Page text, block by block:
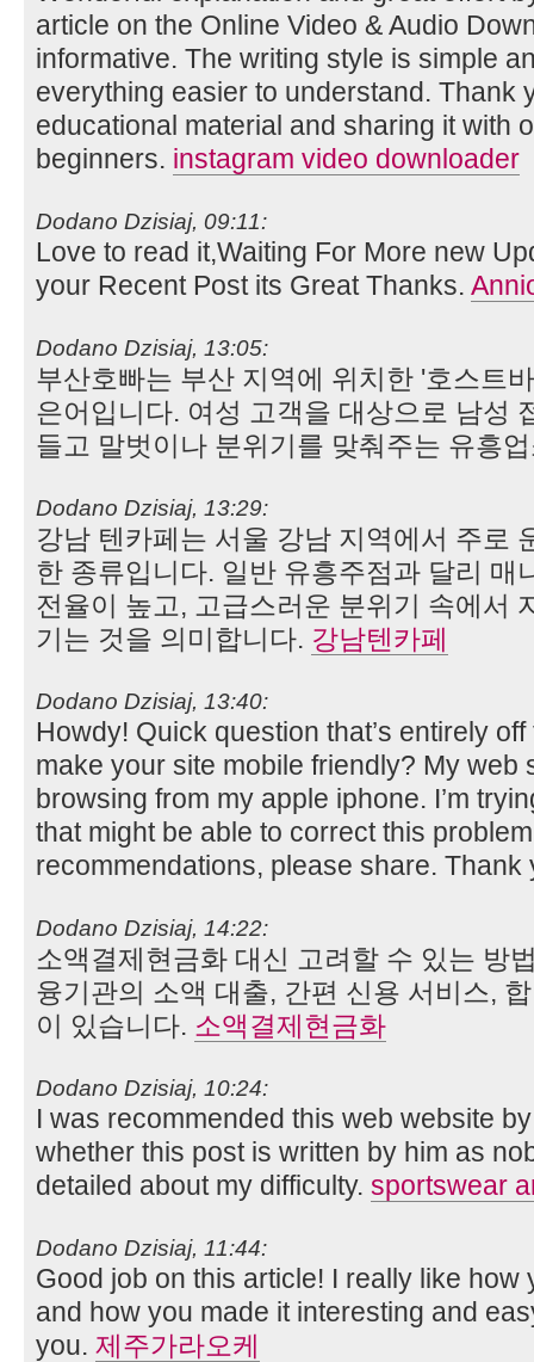
article on the Online Video & Audio
informative. The writing style is simple
everything easier to understand. Thank
educational material and sharing it with
beginners. instagram video downloader
Dodano Dzisiaj, 09:11:
Love to read it,Waiting For More new
your Recent Post its Great Thanks.
Dodano Dzisiaj, 13:05:
부산호빠는 부산 지역에 위치한 '호스트
은어입니다. 여성 고객을 대상으로 남성
들고 말벗이나 분위기를 맞춰주는 유흥
Dodano Dzisiaj, 13:29:
강남 텐카페는 서울 강남 지역에서 주로
한 종류입니다. 일반 유흥주점과 달리 매
전율이 높고, 고급스러운 분위기 속에서
기는 것을 의미합니다. 강남텐카페
Dodano Dzisiaj, 13:40:
Howdy! Quick question that’s entirely
make your site mobile friendly? My web
browsing from my apple iphone. I’m
that might be able to correct this
recommendations, please share.
Dodano Dzisiaj, 14:22:
소액결제현금화 대신 고려할 수 있는 방
융기관의 소액 대출, 간편 신용 서비스,
이 있습니다. 소액결제현금화
Dodano Dzisiaj, 10:24:
I was recommended this web website
whether this post is written by him as
detailed about my difficulty. sportswear
Dodano Dzisiaj, 11:44:
Good job on this article! I really like
and how you made it interesting and
you. 제주가라오케